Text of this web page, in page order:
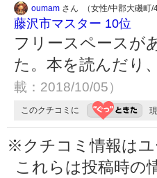
oumam さん （女性/中郡大磯町/
藤沢市マスター 10位
フリースペースが
た。本を読んだり
載：2018/10/05）
このクチコミに
※クチコミ情報は
これらは投稿時の